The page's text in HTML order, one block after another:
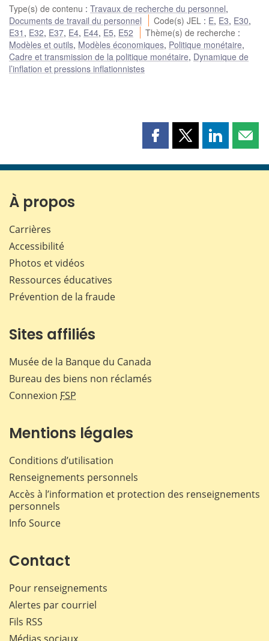
Type(s) de contenu : Travaux de recherche du personnel,
Documents de travail du personnel
Code(s) JEL : E, E3, E30,
E31 , E32, E37, E4, E44, E5, E52 Thème(s) de recherche :
Modèles et outils, Modèles économiques, Politique monétaire,
Cadre et transmission de la politique monétaire, Dynamique de
l’inflation et pressions inflationnistes
Partager
page
Partager
page
Partager
page page
À propos
Carrières
Accessibilité
Photos et vidéos
Ressources éducatives
Prévention de la fraude
Sites affiliés
Musée de la Banque du Canada
Bureau des biens non réclamés
Connexion FSP
Mentions légales
Conditions d’utilisation
Renseignements personnels
Accès à l’information et protection des renseignements
personnels
Info Source
Contact
Pour renseignements
Alertes par courriel
Fils RSS